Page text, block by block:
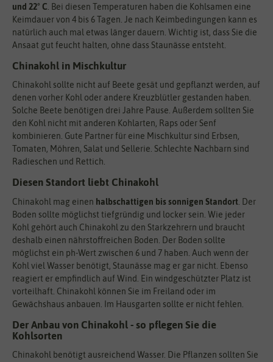
und 22° C . Bei diesen Temperaturen haben die Kohlsamen eine
Keimdauer von 4 bis 6 Tagen. Je nach Keimbedingungen kann es
natürlich auch mal etwas länger dauern. Wichtig ist, dass Sie die
Ansaat gut feucht halten, ohne dass Staunässe entsteht.
Chinakohl in Mischkultur
Chinakohl sollte nicht auf Beete gesät und gepflanzt werden, auf
denen vorher Kohl oder andere Kreuzblütler gestanden haben.
Solche Beete benötigen drei Jahre Pause. Außerdem sollten Sie
den Kohl nicht mit anderen Kohlarten, Raps oder Senf
kombinieren. Gute Partner für eine Mischkultur sind Erbsen,
Tomaten, Möhren, Salat und Sellerie. Schlechte Nachbarn sind
Radieschen und Rettich.
Diesen Standort liebt Chinakohl
Chinakohl mag einen halbschattigen bis sonnigen Standort . Der
Boden sollte möglichst tiefgründig und locker sein. Wie jeder
Kohl gehört auch Chinakohl zu den Starkzehrern und braucht
deshalb einen nährstoffreichen Boden. Der Boden sollte
möglichst ein ph-Wert zwischen 6 und 7 haben. Auch wenn der
Kohl viel Wasser benötigt, Staunässe mag er gar nicht. Ebenso
reagiert er empfindlich auf Wind. Ein windgeschützter Platz ist
vorteilhaft. Chinakohl können Sie im Freiland oder im
Gewächshaus anbauen. Im Hausgarten sollte er nicht fehlen.
Der Anbau von Chinakohl - so pflegen Sie die
Kohlsorten
Chinakohl benötigt ausreichend Wasser. Die Pflanzen sollten Sie